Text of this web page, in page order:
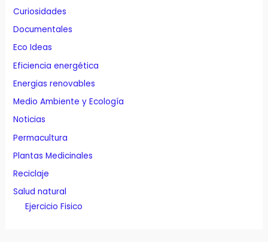
Curiosidades
Documentales
Eco Ideas
Eficiencia energética
Energias renovables
Medio Ambiente y Ecología
Noticias
Permacultura
Plantas Medicinales
Reciclaje
Salud natural
Ejercicio Fisico